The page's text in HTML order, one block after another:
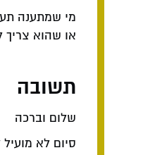
מי שמתענה
או שהוא
תשובה
שלום וברכה
סיום לא